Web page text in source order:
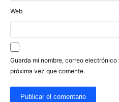
Web
Guarda mi nombre, correo
próxima vez que comente.